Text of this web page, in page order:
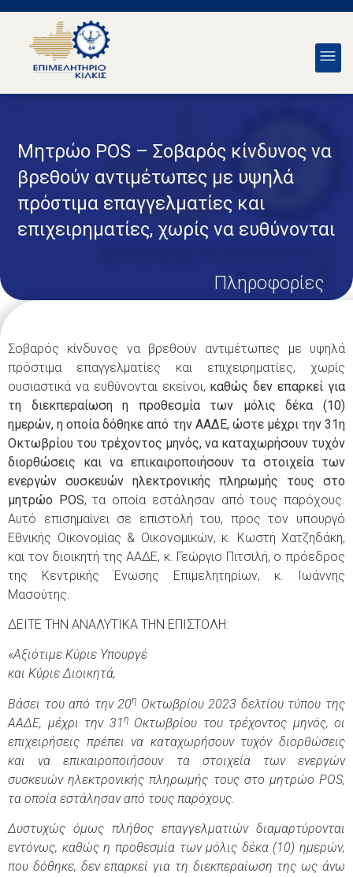
Μητρώο POS – Σοβαρός κίνδυνος να
βρεθούν αντιμέτωπες με υψηλά
πρόστιμα επαγγελματίες και
επιχειρηματίες, χωρίς να ευθύνονται
Πληροφορίες
Σοβαρός κίνδυνος να βρεθούν αντιμέτωπες με υψηλά
πρόστιμα επαγγελματίες και επιχειρηματίες, χωρίς
ουσιαστικά να ευθύνονται εκείνοι, καθώς δεν επαρκεί για
τη διεκπεραίωση η προθεσμία των μόλις δέκα (10)
ημερών, η οποία δόθηκε από την ΑΑΔΕ, ώστε μέχρι την 31η
Οκτωβρίου του τρέχοντος μηνός, να καταχωρήσουν τυχόν
διορθώσεις και να επικαιροποιήσουν τα στοιχεία των
ενεργών συσκευών ηλεκτρονικής πληρωμής τους στο
μητρώο POS, τα οποία εστάλησαν από τους παρόχους.
Αυτό επισημαίνει σε επιστολή του, προς τον υπουργό
Εθνικής Οικονομίας & Οικονομικών, κ. Κωστή Χατζηδάκη,
και τον διοικητή της ΑΑΔΕ, κ. Γεώργιο Πιτσιλή, ο πρόεδρος
της Κεντρικής Ένωσης Επιμελητηρίων, κ. Ιωάννης
Μασούτης.
ΔΕΙΤΕ ΤΗΝ ΑΝΑΛΥΤΙΚΑ ΤΗΝ ΕΠΙΣΤΟΛΗ:
«Αξιότιμε Κύριε Υπουργέ
και Κύριε Διοικητά,
Βάσει του από την 20η Οκτωβρίου 2023 δελτίου τύπου της
ΑΑΔΕ, μέχρι την 31ηΟκτωβρίου του τρέχοντος μηνός, οι
επιχειρήσεις πρέπει να καταχωρήσουν τυχόν διορθώσεις
και να επικαιροποιήσουν τα στοιχεία των ενεργών
συσκευών ηλεκτρονικής πληρωμής τους στο μητρώο POS,
τα οποία εστάλησαν από τους παρόχους.
Δυστυχώς όμως πλήθος επαγγελματιών διαμαρτύρονται
εντόνως, καθώς η προθεσμία των μόλις δέκα (10) ημερών,
που δόθηκε, δεν επαρκεί για τη διεκπεραίωση της ως άνω